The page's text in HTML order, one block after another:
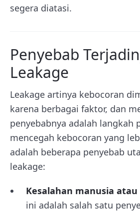
segera diatasi.
Penyebab
Leakage
Leakage artinya kebocoran
karena berbagai faktor, dan
penyebabnya adalah langkah
mencegah kebocoran yang
adalah beberapa penyebab
leakage:
Kesalahan manusia
ini adalah salah satu